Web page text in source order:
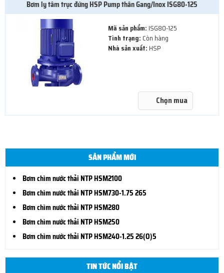
Bơm ly tâm trục đứng HSP Pump thân Gang/Inox ISG80-125
Mã sản phẩm: ISG80-125
Tình trạng: Còn hàng
Nhà sản xuất: HSP
Chọn mua
SẢN PHẨM MỚI
Bơm chìm nước thải NTP HSM2100
Bơm chìm nước thải NTP HSM730-1.75 265
Bơm chìm nước thải NTP HSM280
Bơm chìm nước thải NTP HSM250
Bơm chìm nước thải NTP HSM240-1.25 26(O)5
TIN TỨC NỔI BẬT